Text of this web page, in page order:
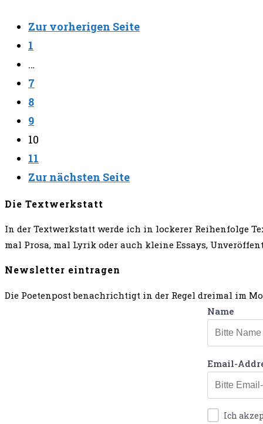
Zur vorherigen Seite
1
…
7
8
9
10
11
Zur nächsten Seite
Die Textwerkstatt
In der Textwerkstatt werde ich in lockerer Reihenfolge
mal Prosa, mal Lyrik oder auch kleine Essays,
Newsletter eintragen
Die Poetenpost benachrichtigt in der Regel dreimal im
Name
Email-
Ich